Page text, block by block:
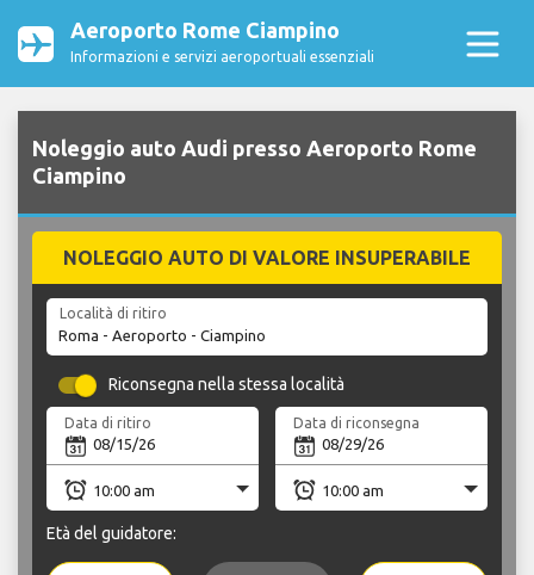
Aeroporto Rome Ciampino
Informazioni e servizi aeroportuali essenziali
Noleggio auto Audi presso Aeroporto Rome
Ciampino
NOLEGGIO AUTO DI VALORE INSUPERABILE
Località di ritiro
Riconsegna nella stessa località
Data di ritiro Data di riconsegna
Età del guidatore: